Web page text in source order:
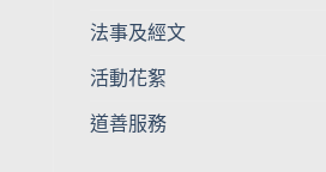
法事及經文
活動花絮
道善服務